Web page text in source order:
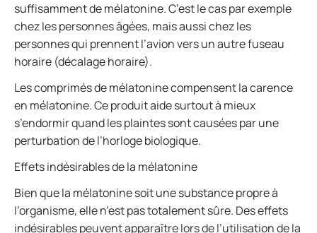
suffisamment de mélatonine. C’est le cas par exemple
chez les personnes âgées, mais aussi chez les
personnes qui prennent l’avion vers un autre fuseau
horaire (décalage horaire).
Les comprimés de mélatonine compensent la carence
en mélatonine. Ce produit aide surtout à mieux
s’endormir quand les plaintes sont causées par une
perturbation de l’horloge biologique.
Effets indésirables de la mélatonine
Bien que la mélatonine soit une substance propre à
l’organisme, elle n’est pas totalement sûre. Des effets
indésirables peuvent apparaître lors de l’utilisation de la